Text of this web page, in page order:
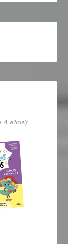
4 años):